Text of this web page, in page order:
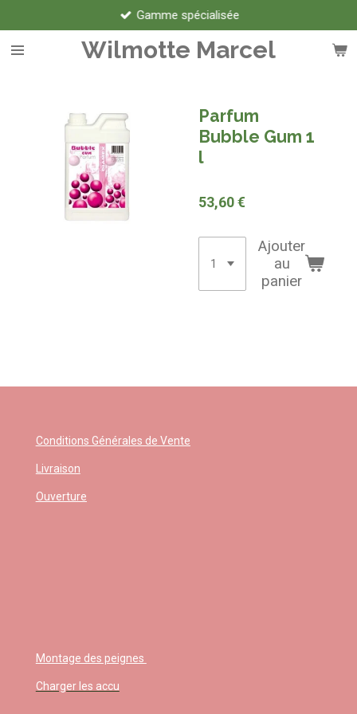
au
contenu
Wilmotte Marcel
Gamme spécialisée
Parfum
Bubble Gum 1
l
53,60 €
Ajouter
au
panier
Conditions Générales de Vente
Livraison
Ouverture
Montage des peignes
Charger les accu